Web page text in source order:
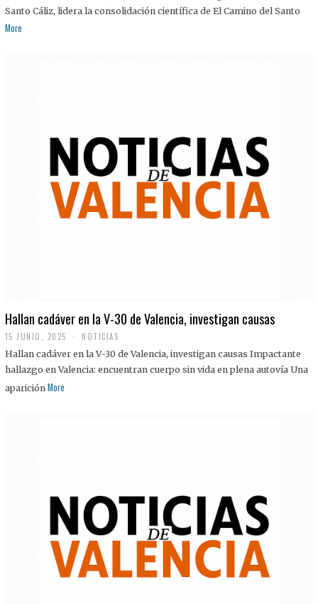
G
Santo Cáliz, lidera la consolidación científica de El Camino del Santo
More
Hallan cadáver en la V-30 de Valencia, investigan causas
15 JUNIO, 2025 NOTICIAS
Hallan cadáver en la V-30 de Valencia, investigan causas Impactante
hallazgo en Valencia: encuentran cuerpo sin vida en plena autovía Una
aparición More